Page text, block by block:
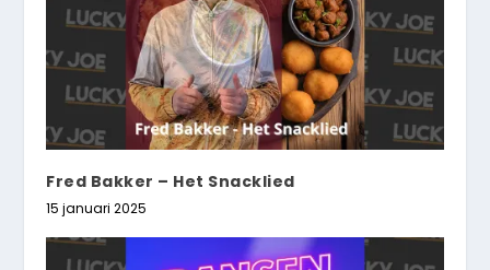
Fred Bakker – Het Snacklied
15 januari 2025